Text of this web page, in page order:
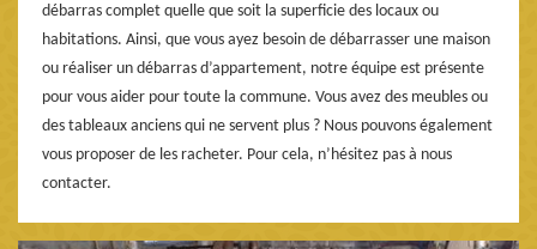
débarras complet quelle que soit la superficie des locaux ou
habitations. Ainsi, que vous ayez besoin de débarrasser une maison
ou réaliser un débarras d’appartement, notre équipe est présente
pour vous aider pour toute la commune. Vous avez des meubles ou
des tableaux anciens qui ne servent plus ? Nous pouvons également
vous proposer de les racheter. Pour cela, n’hésitez pas à nous
contacter.